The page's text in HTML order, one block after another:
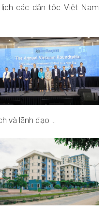
các dân tộc Việt Nam
và lãnh đạo ...